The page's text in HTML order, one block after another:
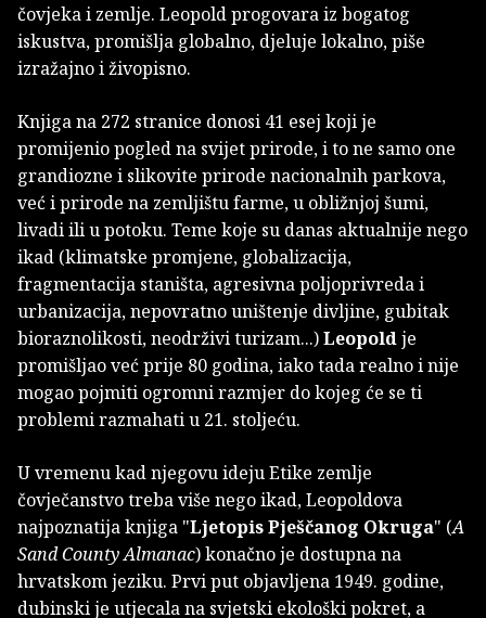
čovjeka i zemlje. Leopold progovara iz bogatog
iskustva, promišlja globalno, djeluje lokalno, piše
izražajno i živopisno.
Knjiga na 272 stranice donosi 41 esej koji je
promijenio pogled na svijet prirode, i to ne samo one
grandiozne i slikovite prirode nacionalnih parkova,
već i prirode na zemljištu farme, u obližnjoj šumi,
livadi ili u potoku. Teme koje su danas aktualnije nego
ikad (klimatske promjene, globalizacija,
fragmentacija staništa, agresivna poljoprivreda i
urbanizacija, nepovratno uništenje divljine, gubitak
bioraznolikosti, neodrživi turizam...)Leopoldje
promišljao već prije 80 godina, iako tada realno i nije
mogao pojmiti ogromni razmjer do kojeg će se ti
problemi razmahati u 21. stoljeću.
U vremenu kad njegovu idejuEtike zemlje
čovječanstvo treba više nego ikad, Leopoldova
najpoznatija knjiga "Ljetopis Pješčanog Okruga" (A
Sand County Almanac) konačno je dostupna na
hrvatskom jeziku. Prvi put objavljena 1949. godine,
dubinski je utjecala na svjetski ekološki pokret, a